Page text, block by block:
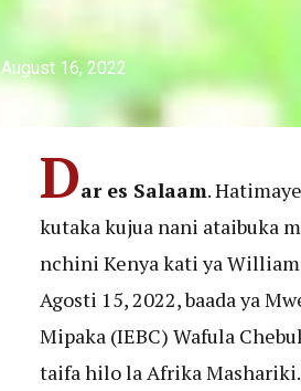
August 16, 2022
Dar es Salaam.
kutaka kujua nani ataibuka
nchini Kenya kati ya
Agosti 15, 2022, baada ya
Mipaka (IEBC) Wafula
taifa hilo la Afrika Mashariki.